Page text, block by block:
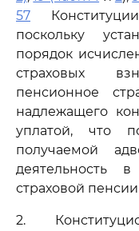
57
поскольку
порядок
страховых
пенсионное
надлежащего
уплатой, что
получаемой
деятельность
страховой
2.